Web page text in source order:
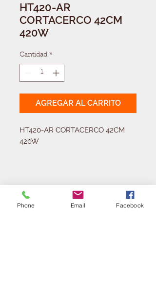
HT420-AR
CORTACERCO 42CM
420W
Cantidad *
AGREGAR AL CARRITO
HT420-AR CORTACERCO 42CM
420W
¿Necesitas equipar tu
ferretería?
Phone Email Facebook